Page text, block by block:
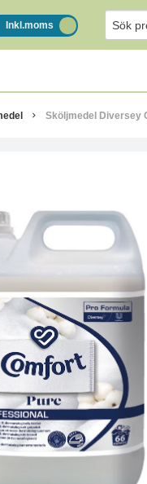
Inkl.moms
Sköljmedel Diversey